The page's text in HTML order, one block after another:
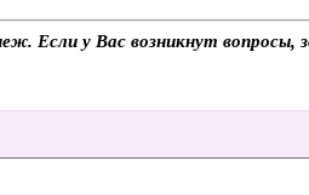
Если у Вас возникнут